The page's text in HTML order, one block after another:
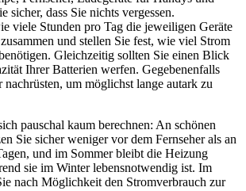
dass Sie nichts vergessen.
viele Stunden pro Tag die jeweiligen Geräte
und stellen Sie fest, wie viel Strom
Gleichzeitig sollten Sie einen Blick
Ihrer Batterien werfen. Gegebenenfalls
nachrüsten, um möglichst lange autark zu
pauschal kaum berechnen: An schönen
Sie sicher weniger vor dem Fernseher als an
und im Sommer bleibt die Heizung
sie im Winter lebensnotwendig ist. Im
nach Möglichkeit den Stromverbrauch zur